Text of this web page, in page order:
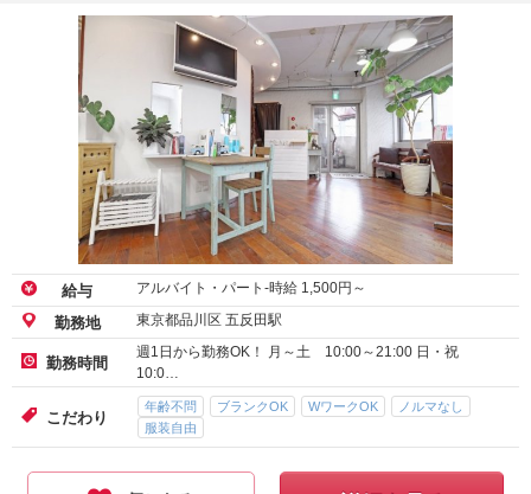
気になる 詳細を見る
Polaris hair&make/美容師/東京都(品川区)
【☆時給1,500円～＋歩合／週1日～／扶養内勤務OK☆】ブランク・年齢
不問！40代スタッフ活躍中◎＼アルバイト・パートのスタイリスト募集